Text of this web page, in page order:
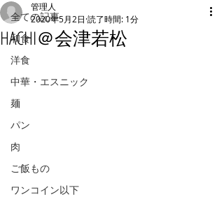
全ての記事
和食
洋食
中華・エスニック
麺
パン
肉
ご飯もの
ワンコイン以下
HACHI＠会津若松
管理人
2020年5月2日 読了時間: 1分